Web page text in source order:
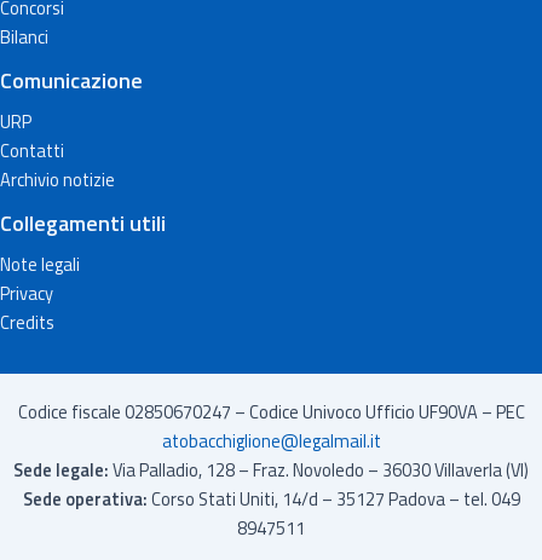
Concorsi
Bilanci
Comunicazione
URP
Contatti
Archivio notizie
Collegamenti utili
Note legali
Privacy
Credits
Codice fiscale 02850670247 – Codice Univoco Ufficio UF90VA – PEC
atobacchiglione@legalmail.it
Sede legale:Via Palladio, 128 – Fraz. Novoledo – 36030 Villaverla (VI)
Sede operativa:Corso Stati Uniti, 14/d – 35127 Padova – tel. 049
8947511